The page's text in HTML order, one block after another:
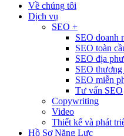
Về chúng tôi
Dịch vụ
SEO +
SEO doanh
SEO toàn
SEO địa
SEO
SEO miễn
Tư vấn SEO
Copywriting
Video
Thiết kế và phát
Hồ Sơ Năng Lực